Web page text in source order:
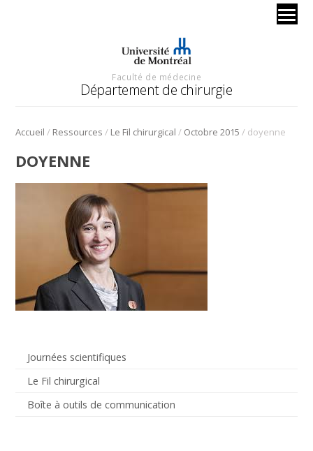
Faculté de médecine
Département de chirurgie
Accueil / Ressources / Le Fil chirurgical / Octobre 2015 / doyenne
Journées scientifiques
Le Fil chirurgical
Boîte à outils de communication
DOYENNE